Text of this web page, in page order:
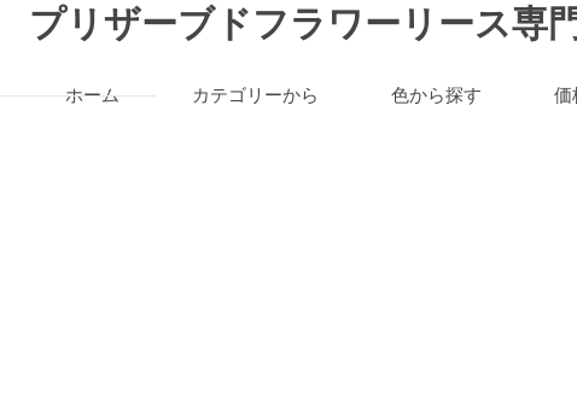
プリザーブドフラワーリース専
ホーム カテゴリーから 色から探す 価